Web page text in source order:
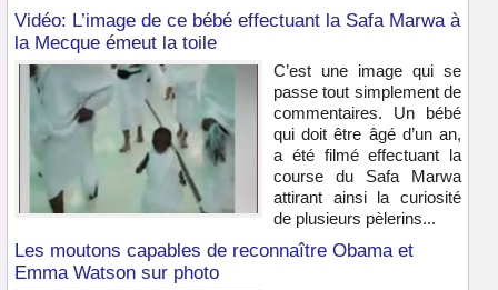
Vidéo: L’image de ce bébé effectuant la Safa Marwa à
la Mecque émeut la toile
C’est une image qui se
passe tout simplement de
commentaires. Un bébé
qui doit être âgé d’un an,
a été filmé effectuant la
course du Safa Marwa
attirant ainsi la curiosité
de plusieurs pèlerins...
Les moutons capables de reconnaître Obama et
Emma Watson sur photo